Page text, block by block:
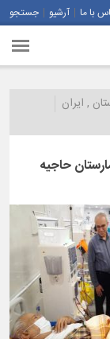
با ما آرشیو جستجو
, ایران
حاجیه